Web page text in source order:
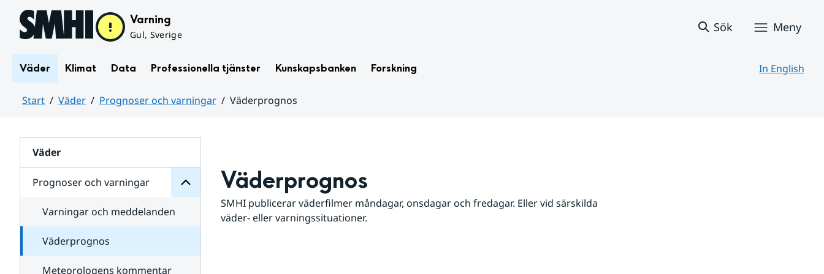
Hoppa till sidans innehåll Varning
Gul, Sverige
Sök Meny
Väder Klimat Data Professionella tjänster Kunskapsbanken Forskning In English
Start Väder Prognoser och varningar
Väderprognos
Väder
Prognoser och varningar
för
varningar
Varningar och meddelanden
Väderprognos
Meteorologens kommentar
Väderprognos
SMHI publicerar väderfilmer måndagar, onsdagar och fredagar. Eller vid särskilda
väder- eller varningssituationer.